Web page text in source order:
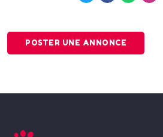
POSTER UNE ANNONCE